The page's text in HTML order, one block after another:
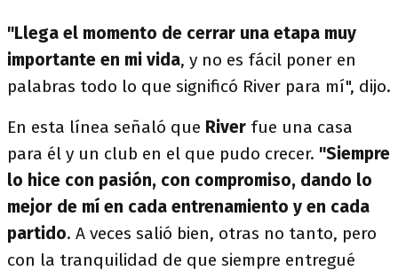
"Llega el momento de cerrar una etapa muy
importante en mi vida, y no es fácil poner en
palabras todo lo que significó River para mí", dijo.
En esta línea señaló que River fue una casa
para él y un club en el que pudo crecer. "Siempre
lo hice con pasión, con compromiso, dando lo
mejor de mí en cada entrenamiento y en cada
partido. A veces salió bien, otras no tanto, pero
con la tranquilidad de que siempre entregué